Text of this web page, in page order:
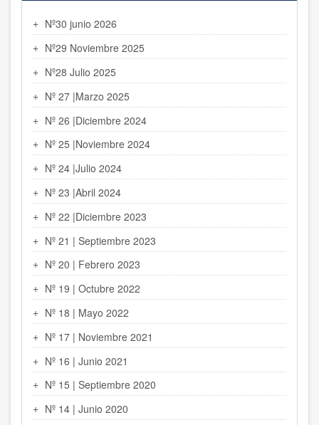
Nº30 junio 2026
Nº29 Noviembre 2025
Nº28 Julio 2025
Nº 27 |Marzo 2025
Nº 26 |Diciembre 2024
Nº 25 |Noviembre 2024
Nº 24 |Julio 2024
Nº 23 |Abril 2024
Nº 22 |Diciembre 2023
Nº 21 | Septiembre 2023
Nº 20 | Febrero 2023
Nº 19 | Octubre 2022
Nº 18 | Mayo 2022
Nº 17 | Noviembre 2021
Nº 16 | Junio 2021
Nº 15 | Septiembre 2020
Nº 14 | Junio 2020